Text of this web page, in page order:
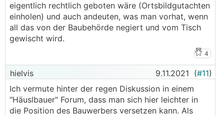
eigentlich rechtlich geboten wäre (Ortsbildgutachten
einholen) und auch andeuten, was man vorhat, wenn
all das von der Baubehörde negiert und vom Tisch
gewischt wird.
4
hielvis 9.11.2021 (#11)
Ich vermute hinter der regen Diskussion in einem
"Häuslbauer" Forum, dass man sich hier leichter in
die Position des Bauwerbers versetzen kann. Als